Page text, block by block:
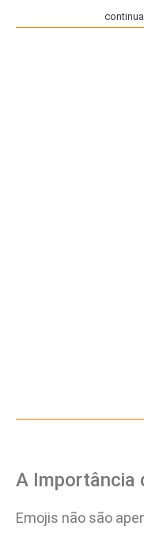
A Importância
Emojis não são